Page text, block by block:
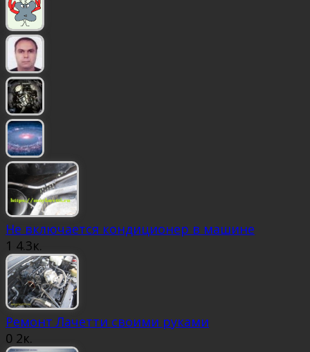
Не включается кондиционер в машине
1 4.3к.
Ремонт Лачетти своими руками
0 2к.